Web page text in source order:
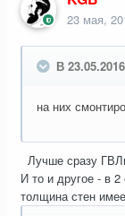
23 мая,
В
на них
Лучше сразу
И то и другое - в
толщина стен